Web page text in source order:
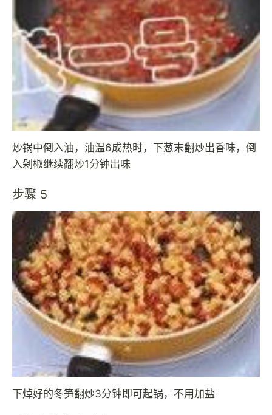
炒锅中倒入油，油温6成热时，下葱末翻炒出香味，倒
入剁椒继续翻炒1分钟出味
步骤 5
下焯好的冬笋翻炒3分钟即可起锅，不用加盐